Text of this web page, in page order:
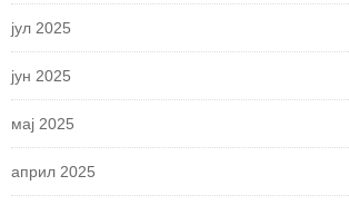
јул 2025
јун 2025
мај 2025
април 2025